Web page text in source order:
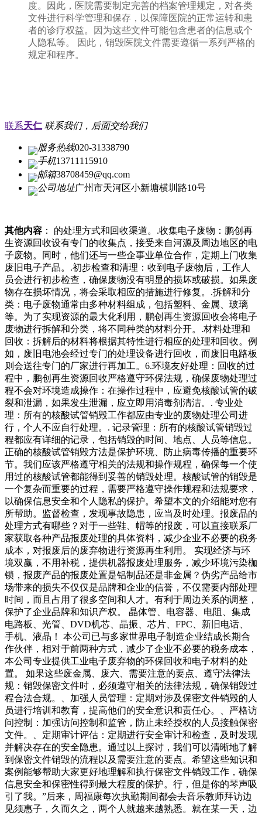
度。因此，医院需要制定完善的档案管理规定，对各类
文件进行科学管理和保存，以保障医院的正常运转和患
者的诊疗权益。因为这些文件可能包含患者的信息或个
人隐私等。 因此，销毁医院文件需要遵循一系列严格的
规定和程序。
联系天仁 联系我们，后面交给我们
服务热线020-31338790
手机13711115910
邮箱38708459@qq.com
公司地址广州市天河区小新塘横圳路10号
其他内容 ： 的处理方式和回收渠道。.收集电子废物：鹏创再
生资源回收设有专门的收集点，接受来自河源及周边地区的电
子废物。同时，他们还与一些企事业单位合作，定期上门收集
废旧电子产品。.初步检查和清理：收到电子废物后，工作人
员会进行初步检查，确保废物没有明显的损坏或破损。如果废
物存在损坏情况，将会采取相应的措施进行修复。.拆解和分
类：电子废物通常由多种材料组成，包括塑料、金属、玻璃
等。为了实现资源的最大化利用，鹏创再生资源回收会将电子
废物进行拆解和分类，将不同种类的材料分开。.材料处理和
回收：拆解后的材料将根据其特性进行相应的处理和回收。例
如，废旧电池会经过专门的处理设备进行回收，而废旧电路板
则会送往专门的厂家进行再加工。6.环境友好处理：回收的过
程中，鹏创再生资源回收严格遵守环保法规，确保废物处理过
程不会对环境造成操作：在操作过程中，应避免核酸试管的破
裂和泄漏，如果发生泄漏，应立即用消毒剂清洁。. 专业处
理：所有的核酸试管销毁工作都应由专业的废物处理公司进
行，个人不应自行处理。. 记录管理：所有的核酸试管销毁过
程都应有详细的记录，包括销毁的时间、地点、人员等信息。
正确的核酸试管销毁方法是保护环境、防止病毒传播的重要环
节。我们应该严格遵守相关的法规和操作规程，确保每一个使
用过的核酸试管都能得到妥善的销毁处理。核酸试管的销毁是
一个复杂而重要的过程，需要严格遵守操作规程和法规要求，
以确保信息安全和个人隐私的保护。希望本文的介绍能对您有
所帮助。监督检查，发现事故隐患，应当及时处理。报废品的
处理方式有哪些？对于一些鞋、帽等的报废，可以直接联系厂
家获取各种产品报废处理的具体资料，减少企业不必要的税务
成本，对报废后的废弃物进行资源再生利用。 实现经济与环
境双赢，不用补税，提供机器报废处理服务，减少环境污染枷
锁，报废产品的报废处置是铝制品还是非金属？伪劣产品给市
场带来的损失不仅仅是品牌和企业的信誉，不仅需要内部处理
时间，而且占用了很多空间和人才。有利于周边关系的调整，
保护了企业品牌和知识产权。 晶体管、电容器、电阻、集成
电路板、光管、DVD机芯、晶振、芯片、FPC、新旧电话、
手机、液晶！ 本公司已与多家世界电子制造企业结成长期合
作伙伴，相对于前两种方式，减少了企业不必要的税务成本，
本公司专业提供工业电子废弃物的环保回收和电子材料的处
置。 如果这些废金属、废六、需要注意的要点、遵守法律法
规：销毁保密文件时，必须遵守相关的法律法规，确保销毁过
程合法合规。、加强人员管理：定期对涉及保密文件销毁的人
员进行培训和教育，提高他们的安全意识和责任心。、严格访
问控制：加强访问控制和监管，防止未经授权的人员接触保密
文件。、定期审计评估：定期进行安全审计和检查，及时发现
并解决存在的安全隐患。通过以上探讨，我们可以清晰地了解
到保密文件销毁的流程以及需要注意的要点。希望这些知识和
案例能够帮助大家更好地理解和执行保密文件销毁工作，确保
信息安全和保密性得到最大程度的保护。行，但是你的琴声吸
引了我。”后来，周福康每次执勤期间都会去音乐教师拜访边
见须惠子，久而久之，两个人就越来越熟悉。就在某一天，边